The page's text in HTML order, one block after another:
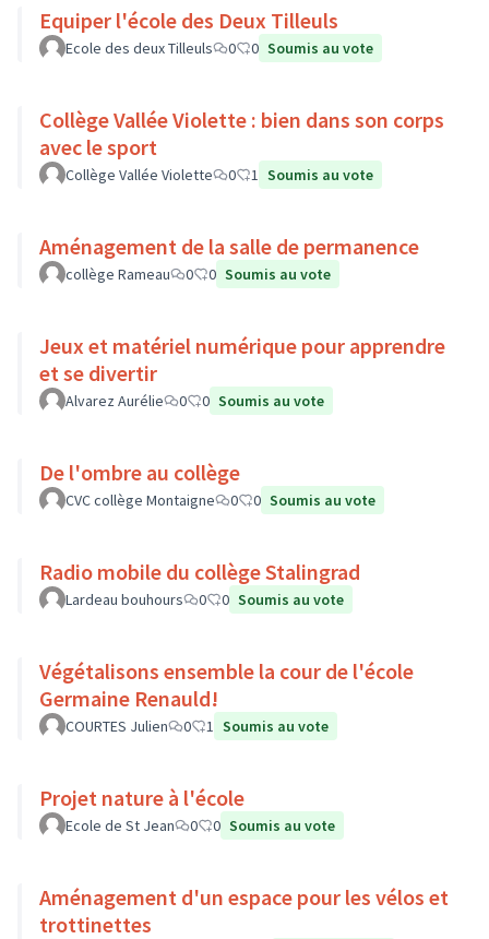
Equiper l'école des Deux Tilleuls
Ecole des deux Tilleuls 0 0 Soumis au vote
Collège Vallée Violette : bien dans son corps
avec le sport
Collège Vallée Violette 0 1 Soumis au vote
Aménagement de la salle de permanence
collège Rameau 0 0 Soumis au vote
Jeux et matériel numérique pour apprendre
et se divertir
Alvarez Aurélie 0 0 Soumis au vote
De l'ombre au collège
CVC collège Montaigne 0 0 Soumis au vote
Radio mobile du collège Stalingrad
Lardeau bouhours 0 0 Soumis au vote
Végétalisons ensemble la cour de l'école
Germaine Renauld!
COURTES Julien 0 1 Soumis au vote
Projet nature à l'école
Ecole de St Jean 0 0 Soumis au vote
Aménagement d'un espace pour les vélos et
trottinettes